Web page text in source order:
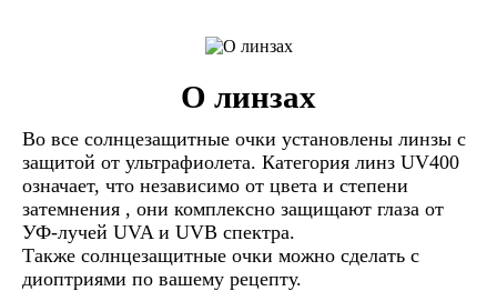
О линзах
Во все солнцезащитные очки установлены линзы c
защитой от ультрафиолета. Категория линз UV400
означает, что независимо от цвета и степени
затемнения , они комплексно защищают глаза от
УФ-лучей UVA и UVB спектра.
Также солнцезащитные очки можно сделать с
диоптриями по вашему рецепту.